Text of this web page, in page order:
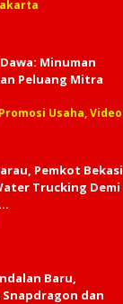
Minuman
Peluang Mitra
Usaha, Video
Pemkot Bekasi
Trucking Demi
Baru,
dan